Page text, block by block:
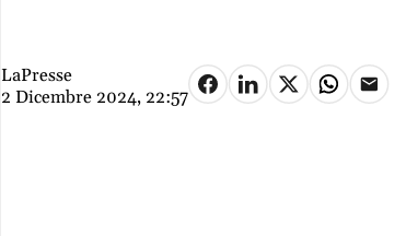
LaPresse
2 Dicembre 2024, 22:57